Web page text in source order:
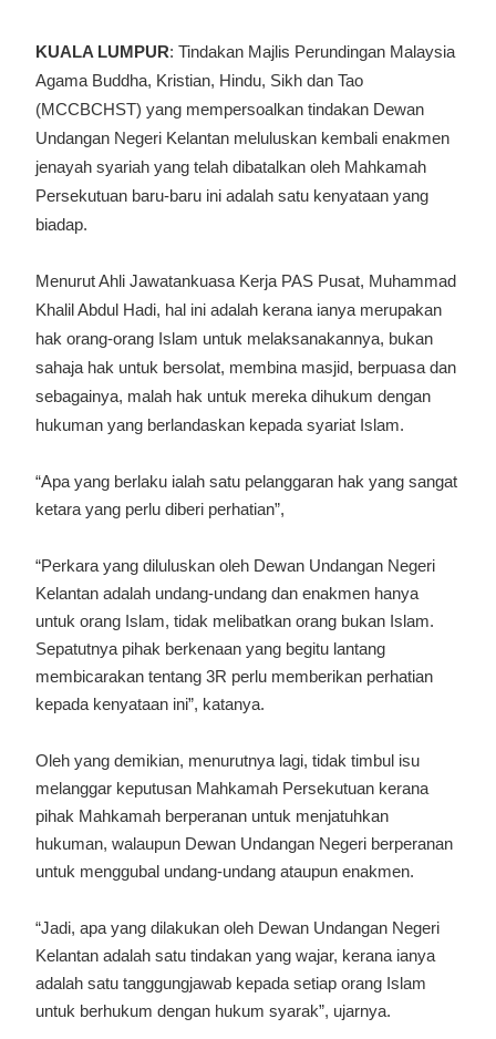
KUALA LUMPUR: Tindakan Majlis Perundingan Malaysia
Agama Buddha, Kristian, Hindu, Sikh dan Tao
(MCCBCHST) yang mempersoalkan tindakan Dewan
Undangan Negeri Kelantan meluluskan kembali enakmen
jenayah syariah yang telah dibatalkan oleh Mahkamah
Persekutuan baru-baru ini adalah satu kenyataan yang
biadap.
Menurut Ahli Jawatankuasa Kerja PAS Pusat, Muhammad
Khalil Abdul Hadi, hal ini adalah kerana ianya merupakan
hak orang-orang Islam untuk melaksanakannya, bukan
sahaja hak untuk bersolat, membina masjid, berpuasa dan
sebagainya, malah hak untuk mereka dihukum dengan
hukuman yang berlandaskan kepada syariat Islam.
“Apa yang berlaku ialah satu pelanggaran hak yang sangat
ketara yang perlu diberi perhatian”,
“Perkara yang diluluskan oleh Dewan Undangan Negeri
Kelantan adalah undang-undang dan enakmen hanya
untuk orang Islam, tidak melibatkan orang bukan Islam.
Sepatutnya pihak berkenaan yang begitu lantang
membicarakan tentang 3R perlu memberikan perhatian
kepada kenyataan ini”, katanya.
Oleh yang demikian, menurutnya lagi, tidak timbul isu
melanggar keputusan Mahkamah Persekutuan kerana
pihak Mahkamah berperanan untuk menjatuhkan
hukuman, walaupun Dewan Undangan Negeri berperanan
untuk menggubal undang-undang ataupun enakmen.
“Jadi, apa yang dilakukan oleh Dewan Undangan Negeri
Kelantan adalah satu tindakan yang wajar, kerana ianya
adalah satu tanggungjawab kepada setiap orang Islam
untuk berhukum dengan hukum syarak”, ujarnya.